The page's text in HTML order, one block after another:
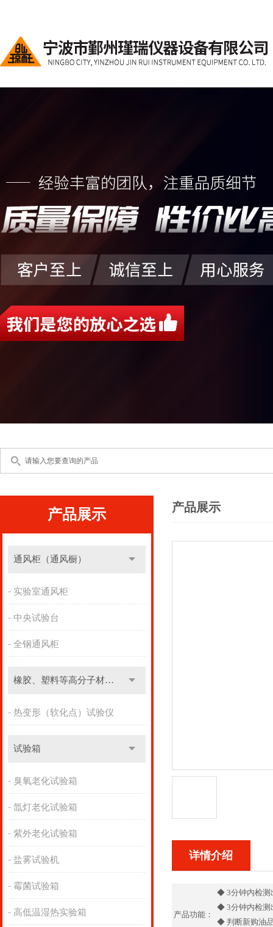
产品展示
通风柜（通风橱）
实验室通风柜
中央试验台
全钢通风柜
橡胶、塑料等高分子材料实验设备
热变形（软化点）试验仪
试验箱
臭氧老化试验箱
氙灯老化试验箱
紫外老化试验箱
盐雾试验机
霉菌试验箱
高低温湿热实验箱
产品展示
详情介绍
产品功能：
◆ 3分钟内检测
◆ 3分钟内检测
◆ 判断新购油